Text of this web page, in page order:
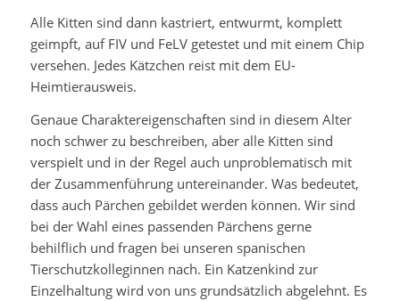
Alle Kitten sind dann kastriert, entwurmt, komplett
geimpft, auf FIV und FeLV getestet und mit einem Chip
versehen. Jedes Kätzchen reist mit dem EU-
Heimtierausweis.
Genaue Charaktereigenschaften sind in diesem Alter
noch schwer zu beschreiben, aber alle Kitten sind
verspielt und in der Regel auch unproblematisch mit
der Zusammenführung untereinander. Was bedeutet,
dass auch Pärchen gebildet werden können. Wir sind
bei der Wahl eines passenden Pärchens gerne
behilflich und fragen bei unseren spanischen
Tierschutzkolleginnen nach. Ein Katzenkind zur
Einzelhaltung wird von uns grundsätzlich abgelehnt. Es